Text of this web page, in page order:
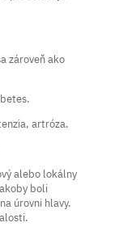
zároveň ako
artróza.
alebo lokálny
boli
úrovni hlavy.